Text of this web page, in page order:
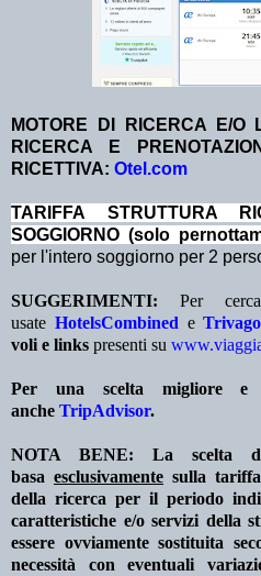
MOTORE DI RICERCA E/O
RICERCA E
RICETTIVA: Otel.com
TA RIFFA STRUTTURA
SOGGIORNO (solo
per l'intero soggiorno per 2
SUGGERIMENTI: Per
usate HotelsCombined eTrivago
voli e links presenti su
Per una scelta migliore e
anche TripAdvisor.
NOTA BENE: La scelta
basa esclusivamente sulla
della ricerca per il periodo
caratteristiche e/o servizi della
essere ovviamente sostituita
necessità con eventuali